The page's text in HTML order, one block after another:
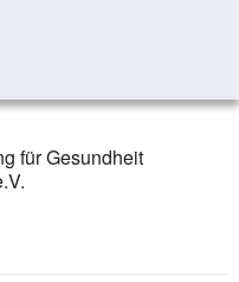
Klima
für Gesundheit